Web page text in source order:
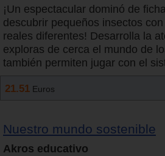
¡Un espectacular dominó de
descubrir pequeños insectos
reales diferentes! Desarrolla la
exploras de cerca el mundo de
también permiten jugar con el
21.51 Euros
Nuestro mundo sostenible
Akros educativo